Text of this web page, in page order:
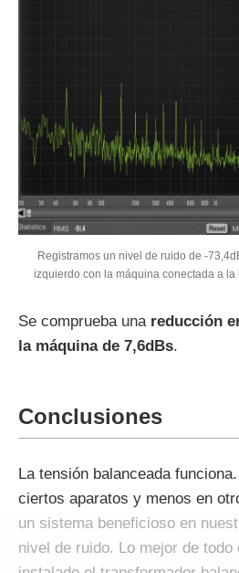
Registramos un nivel de ruido de -
izquierdo con la máquina conectada a
Se comprueba una reducción
la máquina de 7,6dBs.
Conclusiones
La tensión balanceada
ciertos aparatos y menos en
un sistema beneficioso en
nivel de ruido. Lo mejor de todo